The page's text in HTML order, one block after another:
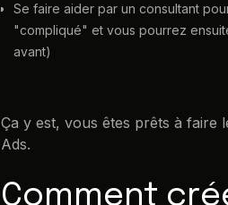
Se faire aider par un consultant
"compliqué" et vous pourrez
avant)
Ça y est, vous êtes prêts à faire
Ads.
Comment